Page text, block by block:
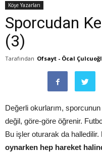
Köşe Yazarları
Sporcudan
(3)
Tarafından Ofsayt - Öcal
Değerli okurlarım,
değil, göre-göre öğrenir.
Bu işler oturarak da halledilir.
oynarken hep hareket